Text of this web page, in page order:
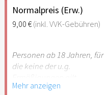
Normalpreis (Erw.)
9,00 €(inkl. VVK-Gebühren)
Personen ab 18 Jahren, für
die keine der u.g.
Mehr anzeigen